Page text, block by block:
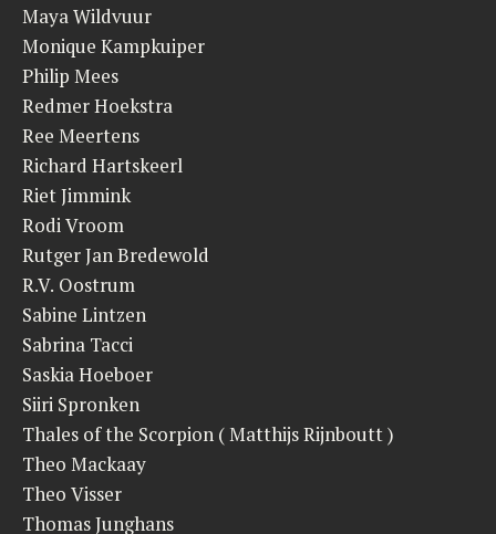
Maya Wildvuur
Monique Kampkuiper
Philip Mees
Redmer Hoekstra
Ree Meertens
Richard Hartskeerl
Riet Jimmink
Rodi Vroom
Rutger Jan Bredewold
R.V. Oostrum
Sabine Lintzen
Sabrina Tacci
Saskia Hoeboer
Siiri Spronken
Thales of the Scorpion ( Matthijs Rijnboutt )
Theo Mackaay
Theo Visser
Thomas Junghans